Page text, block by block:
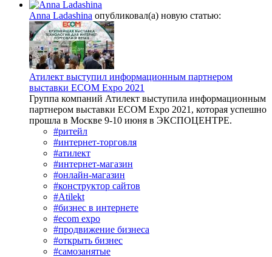
Anna Ladashina опубликовал(а) новую статью:
Атилект выступил информационным партнером
выставки ECOM Expo 2021
Группа компаний Атилект выступила информационным
партнером выставки ECOM Expo 2021, которая успешно
прошла в Москве 9-10 июня в ЭКСПОЦЕНТРЕ.
#ритейл
#интернет-торговля
#атилект
#интернет-магазин
#онлайн-магазин
#конструктор сайтов
#Atilekt
#бизнес в интернете
#ecom expo
#продвижение бизнеса
#открыть бизнес
#самозанятые